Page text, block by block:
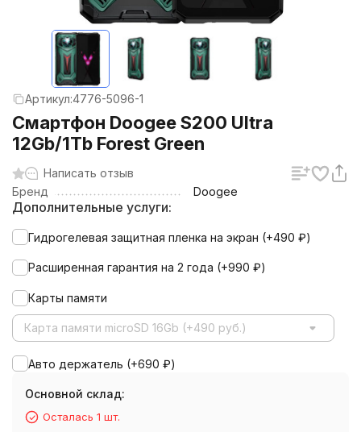
Артикул:4776-5096-1
Смартфон Doogee S200 Ultra
12Gb/1Tb Forest Green
Написать отзыв
Бренд
Doogee
Дополнительные услуги:
Гидрогелевая защитная пленка на экран (+490 ₽)
Расширенная гарантия на 2 года (+990 ₽)
Карты памяти
Карта памяти microSD 16Gb (+490 руб.)
Авто держатель (+690 ₽)
Основной склад:
Осталась 1 шт.